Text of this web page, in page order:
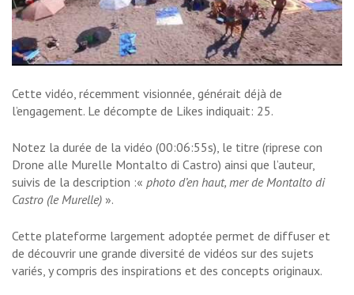
Cette vidéo, récemment visionnée, générait déjà de
l’engagement. Le décompte de Likes indiquait: 25.
Notez la durée de la vidéo (00:06:55s), le titre (riprese con
Drone alle Murelle Montalto di Castro) ainsi que l’auteur,
suivis de la description :« photo d’en haut, mer de Montalto di
Castro (le Murelle) ».
Cette plateforme largement adoptée permet de diffuser et
de découvrir une grande diversité de vidéos sur des sujets
variés, y compris des inspirations et des concepts originaux.